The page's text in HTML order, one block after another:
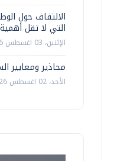
الالتفاف حول
التي لا تقل
الإثنين، 03 اغسطس 2026 10:00 ص
محاذير ومعايير
الأحد، 02 اغسطس 2026 11:09 ص